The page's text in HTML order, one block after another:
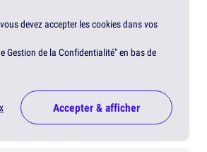
devez accepter les cookies dans vos
Gestion de la Confidentialité" en bas de
Accepter & afficher